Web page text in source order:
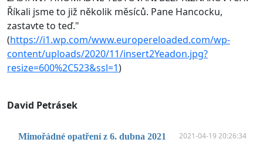
Říkali jsme to již několik měsíců. Pane Hancocku,
zastavte to teď."
(https://i1.wp.com/www.europereloaded.com/wp-
content/uploads/2020/11/insert2Yeadon.jpg?
resize=600%2C523&ssl=1)
David Petrásek
Mimořádné opatření z 6. dubna 2021 2021-04-19 20:26:34